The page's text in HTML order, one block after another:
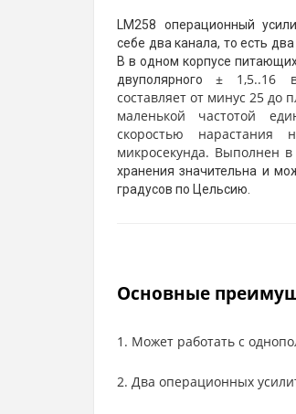
LM258 операционный
себе два канала, то есть
В в одном корпусе
двуполярного± 1,5..16
составляет от минус 25 до
маленькой частотой
скоростью
микросекунда. Выполнен в
хранения значительна и
градусов по Цельсию.
Основные
1. Может работать с
2. Два операционных